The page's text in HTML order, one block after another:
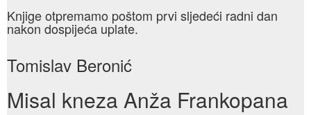
Knjige otpremamo poštom prvi sljedeći radni dan
nakon dospijeća uplate.
Tomislav Beronić
Misal kneza Anža Frankopana